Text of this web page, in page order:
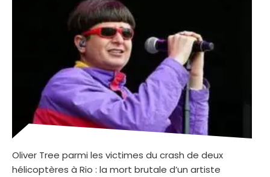
Oliver Tree parmi les victimes du crash de deux
hélicoptères à Rio : la mort brutale d’un artiste